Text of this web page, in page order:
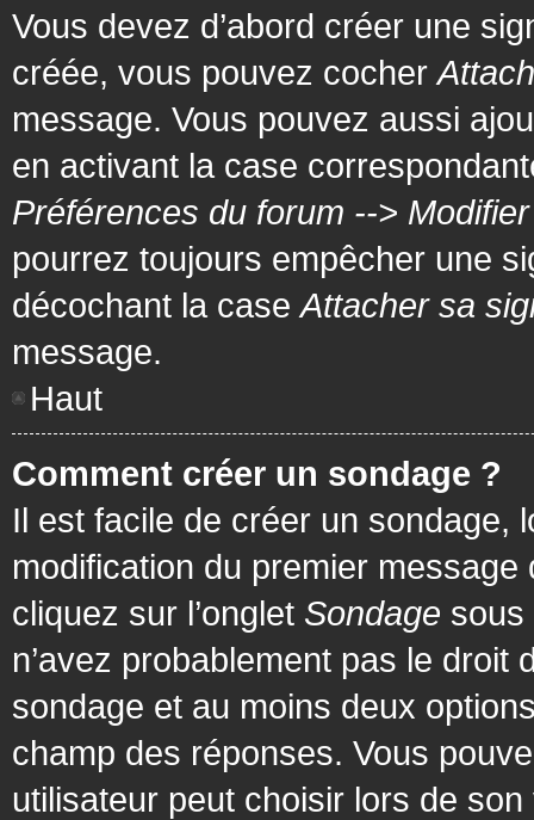
Vous devez d’abord créer une
créée, vous pouvez cocher
message. Vous pouvez aussi
en activant la case
Préférences du forum -->
pourrez toujours empêcher une
décochant la caseAttacher sa
message.
Haut
Comment créer un sondage ?
Il est facile de créer un sondage,
modification du premier
cliquez sur l’onglet Sondage sous
n’avez probablement pas le
sondage et au moins deux
champ des réponses. Vous
utilisateur peut choisir lors de